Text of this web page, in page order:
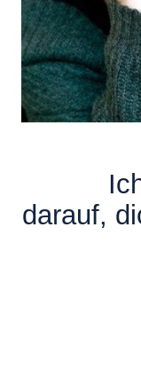
darauf,